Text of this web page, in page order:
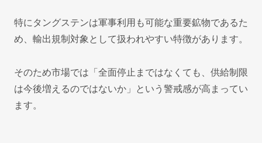
特にタングステンは軍事利用も可能な重要鉱物であるた
め、輸出規制対象として扱われやすい特徴があります。
そのため市場では「全面停止まではなくても、供給制限
は今後増えるのではないか」という警戒感が高まってい
ます。